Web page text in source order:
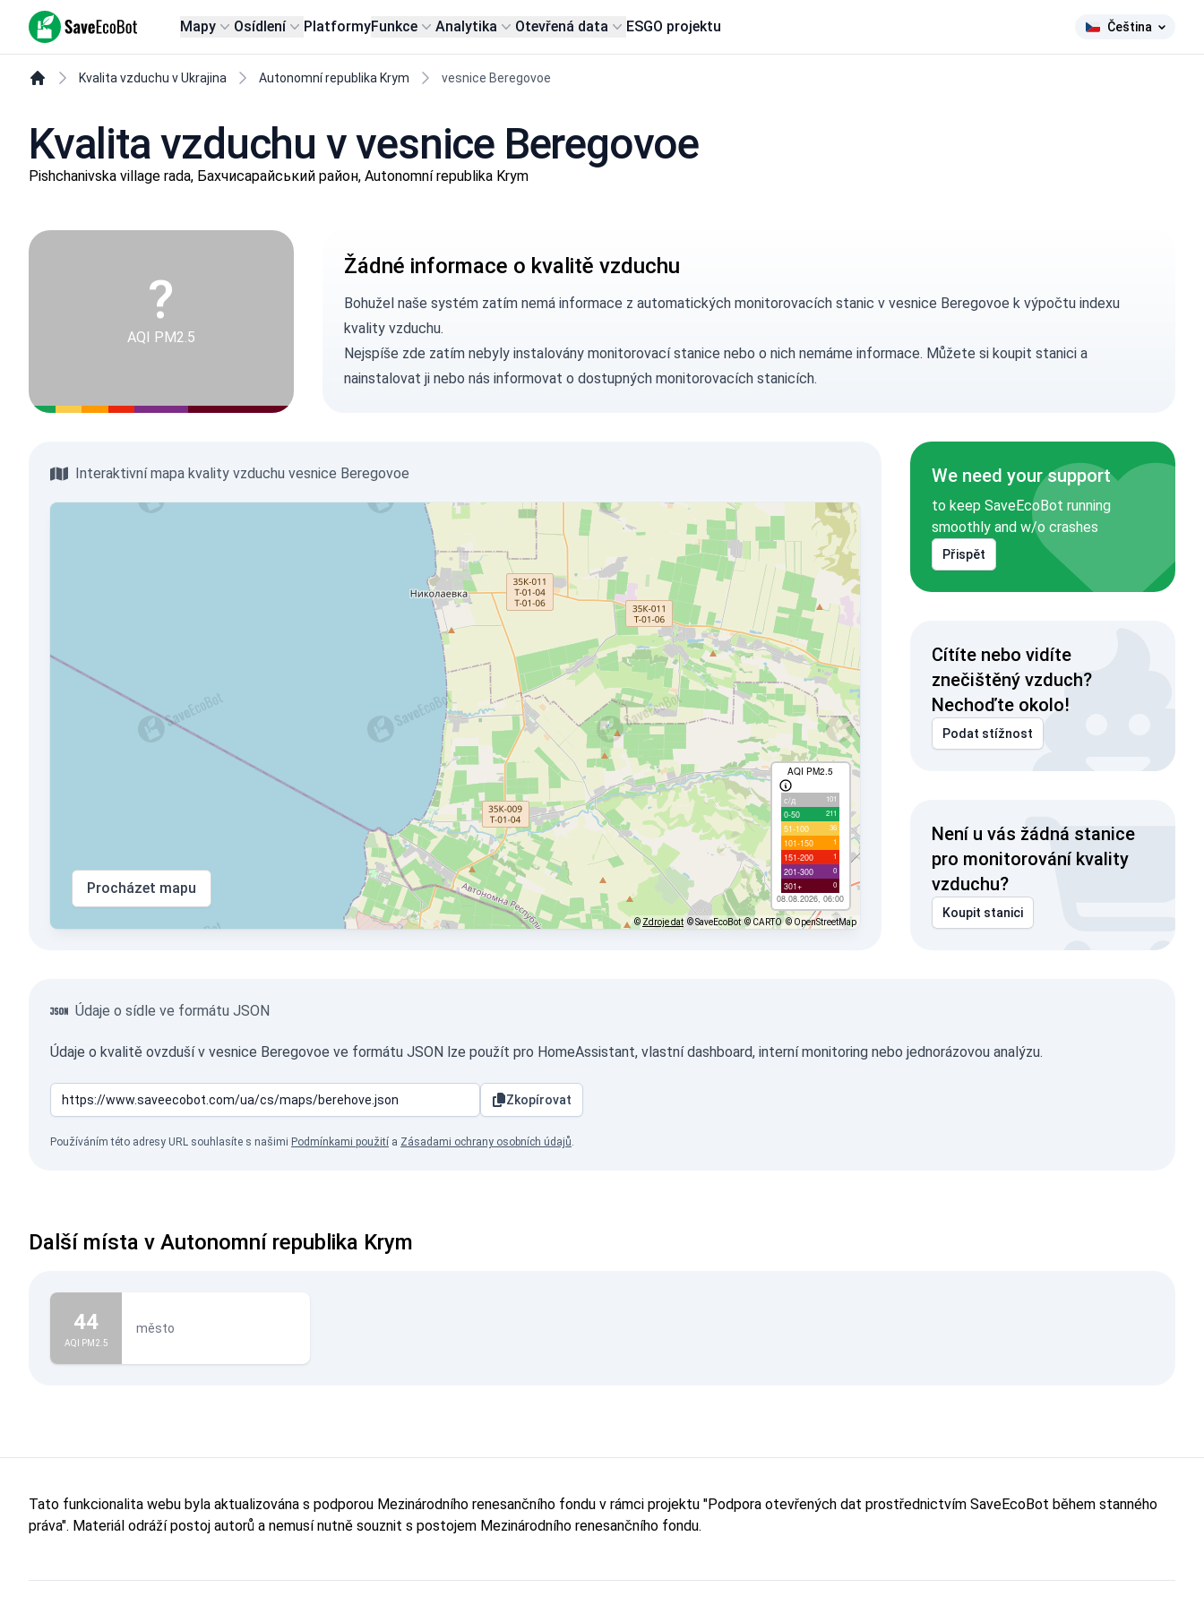
SaveEcoBot Mapy Osídlení PlatformyFunkce Analytika Otevřená data ESGO projektu Čeština
Kvalita vzduchu v Ukrajina Autonomní republika Krym vesnice Beregovoe
Kvalita vzduchu v vesnice Beregovoe
Pishchanivska village rada, Бахчисарайський район, Autonomní republika Krym
?
AQI PM2.5
Žádné informace o kvalitě vzduchu
Bohužel naše systém zatím nemá informace z automatických monitorovacích stanic v vesnice Beregovoe k výpočtu indexu
kvality vzduchu.
Nejspíše zde zatím nebyly instalovány monitorovací stanice nebo o nich nemáme informace. Můžete si koupit stanicia
nainstalovat ji nebo nás informovat o dostupných monitorovacích stanicích.
Interaktivní mapa kvality vzduchu vesnice Beregovoe
AQI PM2.5
с/д 101
0-50 211
51-100 36
101-150 1
151-200 1
201-300 0
301+ 0
08.08.2026, 06:00
Procházet mapu
© Zdroje dat © SaveEcoBot © CARTO © OpenStreetMap
We need your support
to keep SaveEcoBot running
smoothly and w/o crashes
Přispět
Cítíte nebo vidíte
znečištěný vzduch?
Nechoďte okolo!
Podat stížnost
Není u vás žádná stanice
pro monitorování kvality
vzduchu?
Koupit stanici
Údaje o sídle ve formátu JSON
Údaje o kvalitě ovzduší v vesnice Beregovoe ve formátu JSON lze použít pro HomeAssistant, vlastní dashboard, interní monitoring nebo jednorázovou analýzu.
Zkopírovat
Používáním této adresy URL souhlasíte s našimi Podmínkami použití a Zásadami ochrany osobních údajů.
Další místa v Autonomní republika Krym
44
AQI PM2.5
město
Tato funkcionalita webu byla aktualizována s podporou Mezinárodního renesančního fondu v rámci projektu "Podpora otevřených dat prostřednictvím SaveEcoBot během stanného
práva". Materiál odráží postoj autorů a nemusí nutně souznit s postojem Mezinárodního renesančního fondu.